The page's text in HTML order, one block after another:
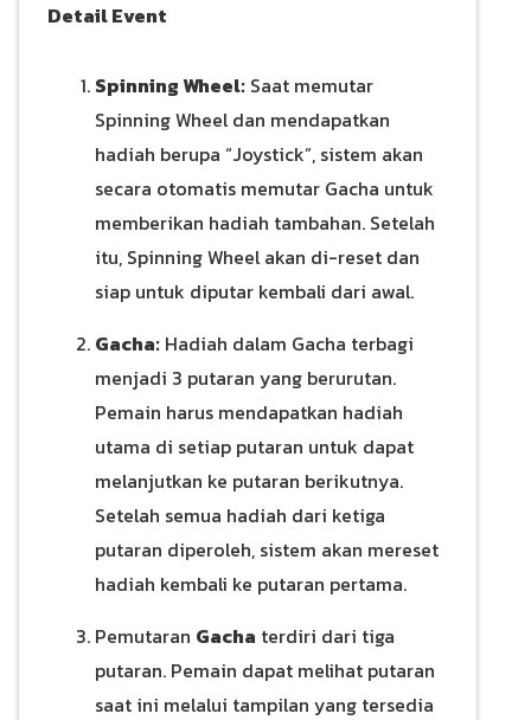
Detail Event
Spinning Wheel: Saat memutar
Spinning Wheel dan mendapatkan
hadiah berupa “Joystick”, sistem akan
secara otomatis memutar Gacha untuk
memberikan hadiah tambahan. Setelah
itu, Spinning Wheel akan di-reset dan
siap untuk diputar kembali dari awal.
Gacha: Hadiah dalam Gacha terbagi
menjadi 3 putaran yang berurutan.
Pemain harus mendapatkan hadiah
utama di setiap putaran untuk dapat
melanjutkan ke putaran berikutnya.
Setelah semua hadiah dari ketiga
putaran diperoleh, sistem akan mereset
hadiah kembali ke putaran pertama.
Pemutaran Gacha terdiri dari tiga
putaran. Pemain dapat melihat putaran
saat ini melalui tampilan yang tersedia